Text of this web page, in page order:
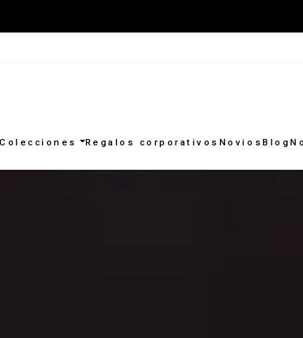
Colecciones Regalos corporativos NoviosBlog